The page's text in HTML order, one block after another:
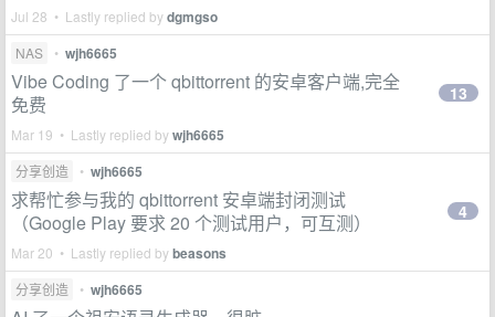
Jul 28 • Lastly replied bydgmgso
NAS • wjh6665
Vibe Coding 了一个 qbittorrent 的安卓客户端,完全
免费
Mar 19 • Lastly replied bywjh6665
13
分享创造 • wjh6665
求帮忙参与我的 qbittorrent 安卓端封闭测试
（Google Play 要求 20 个测试用户，可互测）
Mar 20 • Lastly replied bybeasons
4
分享创造 • wjh6665